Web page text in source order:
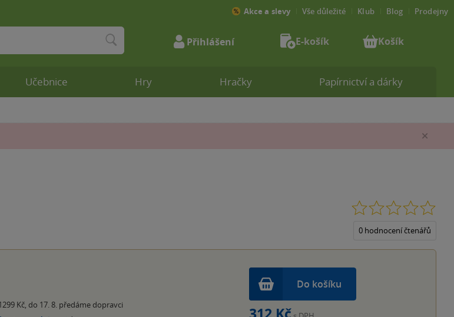
0 hodnocení čtenářů
Kč, do 17. 8. předáme dopravci
Do košíku
Učebnice Hry Hračky Papírnictví a dárky
Akce a slevy Vše důležité Klub Blog Prodejny
Přihlášení E-košík Košík